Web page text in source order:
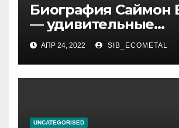
Биография Саймон
— удивительные
подробности из
актера, которые вы
обязательно хотели
АПР 24, 2022 SIB_ECOMETAL
UNCATEGORISED